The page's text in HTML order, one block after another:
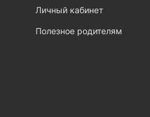
Личный кабинет
Полезное родителям